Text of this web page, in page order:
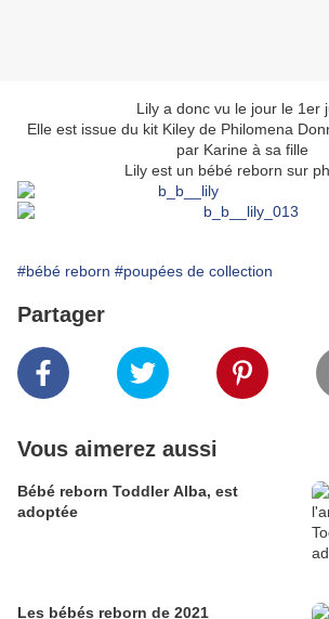
Lily a donc vu le jour le 1er
Elle est issue du kit Kiley de Philomena
par Karine à sa fille
Lily est un bébé reborn sur
#bébé reborn #poupées de collection
Partager
Vous aimerez aussi
Bébé reborn Toddler Alba, est
adoptée
Les bébés reborn de 2021